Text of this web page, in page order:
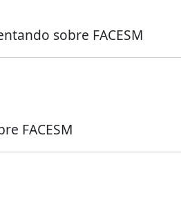
sobre FACESM
FACESM